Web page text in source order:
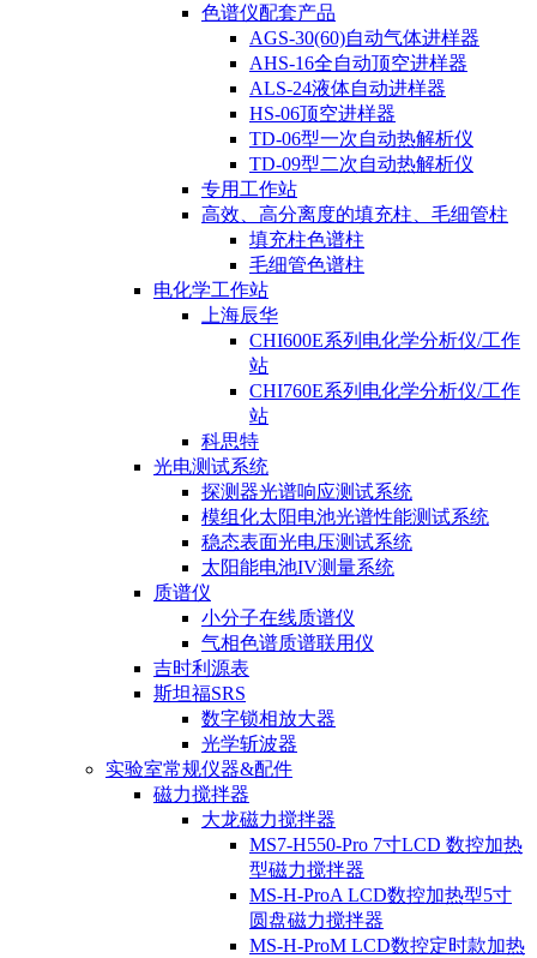
色谱仪配套产品
AGS-30(60)自动气体进样器
AHS-16全自动顶空进样器
ALS-24液体自动进样器
HS-06顶空进样器
TD-06型一次自动热解析仪
TD-09型二次自动热解析仪
专用工作站
高效、高分离度的填充柱、毛细管柱
填充柱色谱柱
毛细管色谱柱
电化学工作站
上海辰华
CHI600E系列电化学分析仪/工作
站
CHI760E系列电化学分析仪/工作
站
科思特
光电测试系统
探测器光谱响应测试系统
模组化太阳电池光谱性能测试系统
稳态表面光电压测试系统
太阳能电池IV测量系统
质谱仪
小分子在线质谱仪
气相色谱质谱联用仪
吉时利源表
斯坦福SRS
数字锁相放大器
光学斩波器
实验室常规仪器&配件
磁力搅拌器
大龙磁力搅拌器
MS7-H550-Pro 7寸LCD 数控加热
型磁力搅拌器
MS-H-ProA LCD数控加热型5寸
圆盘磁力搅拌器
MS-H-ProM LCD数控定时款加热